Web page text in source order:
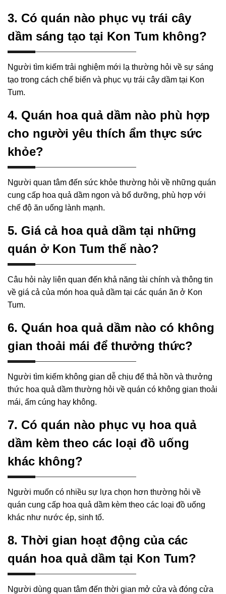
3. Có quán nào phục vụ trái cây
dầm sáng tạo tại Kon Tum không?
Người tìm kiếm trải nghiệm mới lạ thường hỏi về sự sáng
tạo trong cách chế biến và phục vụ trái cây dầm tại Kon
Tum.
4. Quán hoa quả dầm nào phù hợp
cho người yêu thích ẩm thực sức
khỏe?
Người quan tâm đến sức khỏe thường hỏi về những quán
cung cấp hoa quả dầm ngon và bổ dưỡng, phù hợp với
chế độ ăn uống lành mạnh.
5. Giá cả hoa quả dầm tại những
quán ở Kon Tum thế nào?
Câu hỏi này liên quan đến khả năng tài chính và thông tin
về giá cả của món hoa quả dầm tại các quán ăn ở Kon
Tum.
6. Quán hoa quả dầm nào có không
gian thoải mái để thưởng thức?
Người tìm kiếm không gian dễ chịu để thả hồn và thưởng
thức hoa quả dầm thường hỏi về quán có không gian thoải
mái, ấm cúng hay không.
7. Có quán nào phục vụ hoa quả
dầm kèm theo các loại đồ uống
khác không?
Người muốn có nhiều sự lựa chọn hơn thường hỏi về
quán cung cấp hoa quả dầm kèm theo các loại đồ uống
khác như nước ép, sinh tố.
8. Thời gian hoạt động của các
quán hoa quả dầm tại Kon Tum?
Người dùng quan tâm đến thời gian mở cửa và đóng cửa